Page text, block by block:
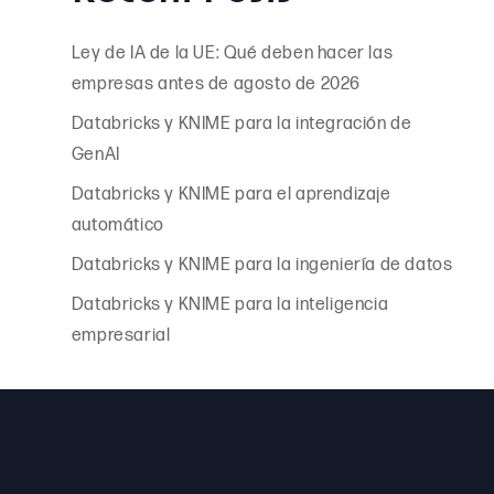
Ley de IA de la UE: Qué deben hacer las
empresas antes de agosto de 2026
Databricks y KNIME para la integración de
GenAI
Databricks y KNIME para el aprendizaje
automático
Databricks y KNIME para la ingeniería de datos
Databricks y KNIME para la inteligencia
empresarial